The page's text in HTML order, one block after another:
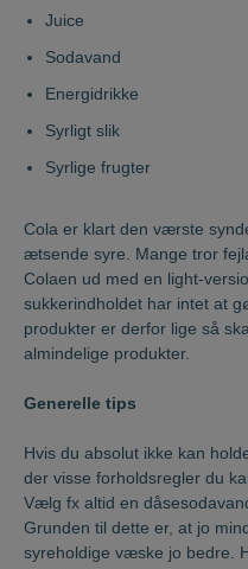
Juice
Sodavand
Energidrikke
Syrligt slik
Syrlige frugter
Cola er klart den værste
ætsende syre. Mange tror
Colaen ud med en light-
sukkerindholdet har intet at
produkter er derfor lige så
almindelige produkter.
Generelle tips
Hvis du absolut ikke kan
der visse forholdsregler du
Vælg fx altid en
Grunden til dette er, at jo
syreholdige væske jo bedre.